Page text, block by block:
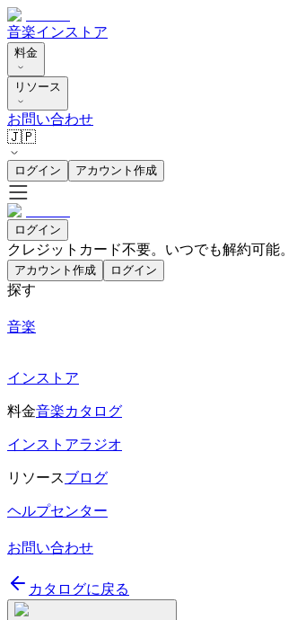
音楽インストア
料金
リソース
お問い合わせ
🇯🇵
ログイン アカウント作成
ログイン
クレジットカード不要。いつでも解約可能。
アカウント作成 ログイン
探す
音楽
インストア
料金音楽カタログ
インストアラジオ
リソースブログ
ヘルプセンター
お問い合わせ
カタログに戻る